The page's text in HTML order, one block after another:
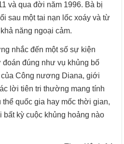
và qua đời năm 1996. Bà bị
sau một tai nạn lốc xoáy và từ
năng ngoại cảm.
nhắc đến một số sự kiện
đúng như vụ khủng bố
của Công nương Diana, giới
lời tiên tri thường mang tính
thể quốc gia hay mốc thời gian,
kỳ cuộc khủng hoảng nào